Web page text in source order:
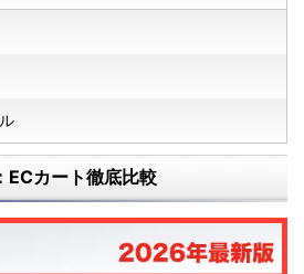
ECカート徹底比較